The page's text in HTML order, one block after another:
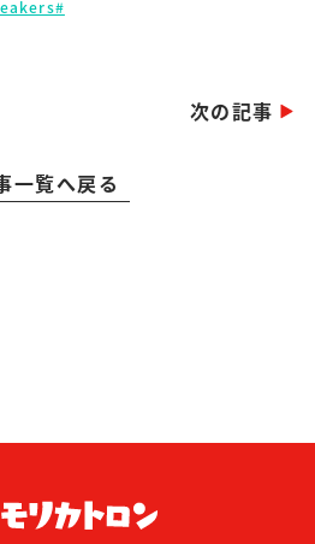
次の記事
一覧へ戻る